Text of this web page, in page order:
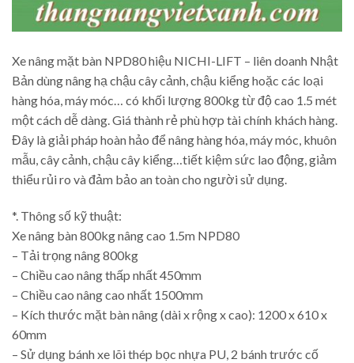
Xe nâng mặt bàn NPD80 hiệu NICHI-LIFT – liên doanh Nhật
Bản dùng nâng hạ chậu cây cảnh, chậu kiểng hoặc các loại
hàng hóa, máy móc… có khối lượng 800kg từ độ cao 1.5 mét
một cách dễ dàng. Giá thành rẻ phù hợp tài chính khách hàng.
Đây là giải pháp hoàn hảo để nâng hàng hóa, máy móc, khuôn
mẫu, cây cảnh, chậu cây kiểng…tiết kiệm sức lao động, giảm
thiểu rủi ro và đảm bảo an toàn cho người sử dụng.
*. Thông số kỹ thuật:
Xe nâng bàn 800kg nâng cao 1.5m NPD80
– Tải trọng nâng 800kg
– Chiều cao nâng thấp nhất 450mm
– Chiều cao nâng cao nhất 1500mm
– Kích thước mặt bàn nâng (dài x rộng x cao): 1200 x 610 x
60mm
– Sử dụng bánh xe lõi thép bọc nhựa PU, 2 bánh trước cố